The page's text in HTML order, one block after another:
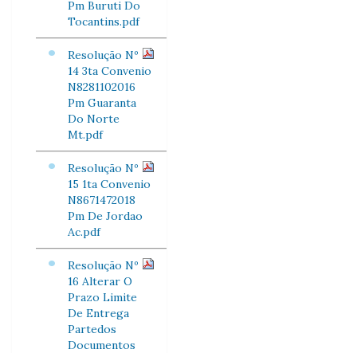
Pm Buruti Do
Tocantins.pdf
Resolução Nº
14 3ta Convenio
N8281102016
Pm Guaranta
Do Norte
Mt.pdf
Resolução Nº
15 1ta Convenio
N8671472018
Pm De Jordao
Ac.pdf
Resolução Nº
16 Alterar O
Prazo Limite
De Entrega
Partedos
Documentos